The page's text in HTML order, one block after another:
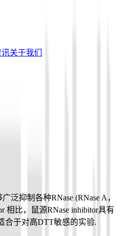
讯关于我们
泛抑制各种RNase (RNase A，
相比，鼠源RNase inhibitor具有
合于对高DTT敏感的实验.